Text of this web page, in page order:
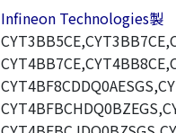
Infineon Technologies製